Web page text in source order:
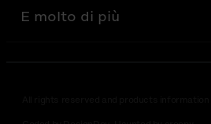
E molto di più